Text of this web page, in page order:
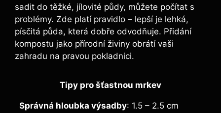
sadit do těžké, jílovité půdy, můžete počítat s
problémy. Zde platí pravidlo – lepší je lehká,
písčitá půda, která dobře odvodňuje. Přidání
kompostu jako přírodní živiny obrátí vaši
zahradu na pravou pokladnici.
Tipy pro šťastnou mrkev
Správná hloubka výsadby: 1.5 – 2.5 cm